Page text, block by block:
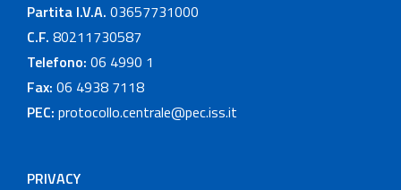
Partita I.V.A. 03657731000
C.F. 80211730587
Telefono: 06 4990 1
Fax: 06 4938 7118
PEC: protocollo.centrale@pec.iss.it
PRIVACY